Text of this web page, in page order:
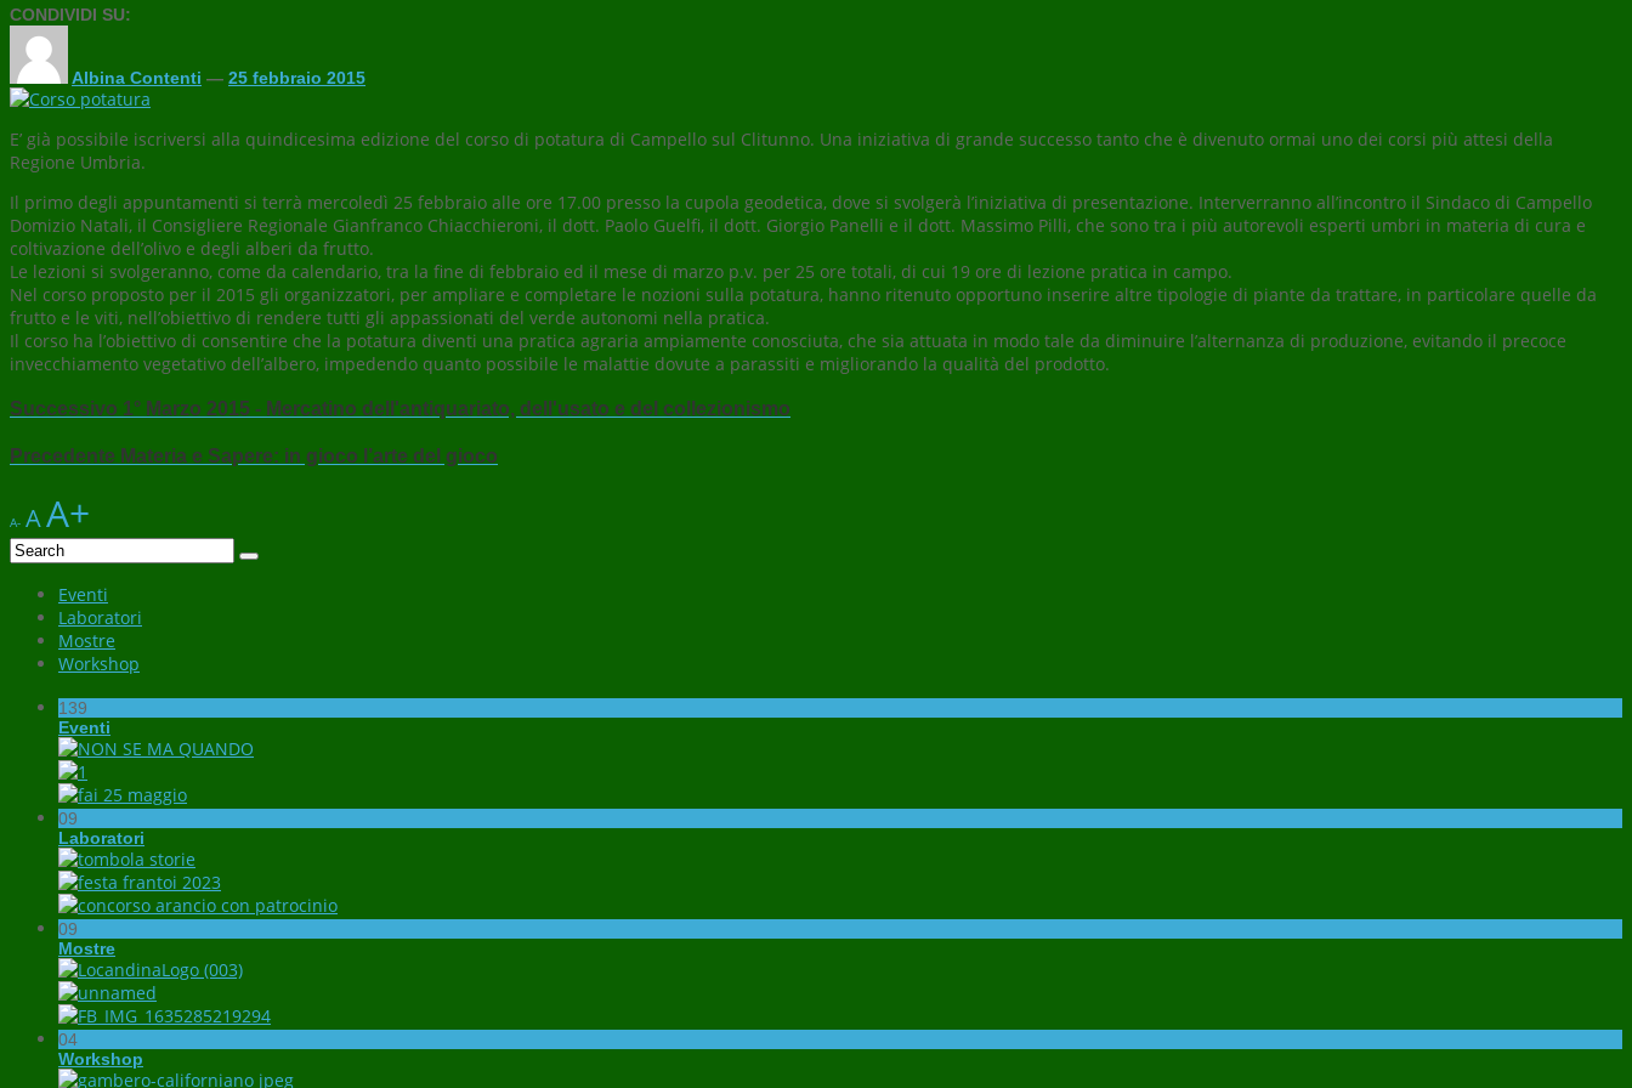
CONDIVIDI SU:
Albina Contenti — 25 febbraio 2015
E’ già possibile iscriversi alla quindicesima edizione del corso di potatura di Campello sul Clitunno. Una iniziativa di grande successo tanto che è divenuto ormai uno dei corsi più attesi della
Regione Umbria.
Il primo degli appuntamenti si terrà mercoledì 25 febbraio alle ore 17.00 presso la cupola geodetica, dove si svolgerà l’iniziativa di presentazione. Interverranno all’incontro il Sindaco di Campello
Domizio Natali, il Consigliere Regionale Gianfranco Chiacchieroni, il dott. Paolo Guelfi, il dott. Giorgio Panelli e il dott. Massimo Pilli, che sono tra i più autorevoli esperti umbri in materia di cura e
coltivazione dell’olivo e degli alberi da frutto.
Le lezioni si svolgeranno, come da calendario, tra la fine di febbraio ed il mese di marzo p.v. per 25 ore totali, di cui 19 ore di lezione pratica in campo.
Nel corso proposto per il 2015 gli organizzatori, per ampliare e completare le nozioni sulla potatura, hanno ritenuto opportuno inserire altre tipologie di piante da trattare, in particolare quelle da
frutto e le viti, nell’obiettivo di rendere tutti gli appassionati del verde autonomi nella pratica.
Il corso ha l’obiettivo di consentire che la potatura diventi una pratica agraria ampiamente conosciuta, che sia attuata in modo tale da diminuire l’alternanza di produzione, evitando il precoce
invecchiamento vegetativo dell’albero, impedendo quanto possibile le malattie dovute a parassiti e migliorando la qualità del prodotto.
Successivo 1° Marzo 2015 - Mercatino dell'antiquariato, dell'usato e del collezionismo
Precedente Materia e Sapere: in gioco l’arte del gioco
A- AA+
Eventi
Laboratori
Mostre
Workshop
139
Eventi
09
Laboratori
09
Mostre
04
Workshop